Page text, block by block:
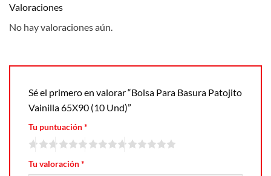
Valoraciones
No hay valoraciones aún.
Sé el primero en valorar “Bolsa Para Basura Patojito
Vainilla 65X90 (10 Und)”
Tu puntuación*
Tu valoración*